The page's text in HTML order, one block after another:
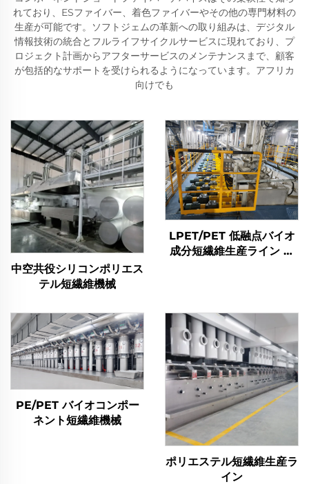
れており、ESファイバー、着色ファイバーやその他の専門材料の
生産が可能です。ソフトジェムの革新への取り組みは、デジタル
情報技術の統合とフルライフサイクルサービスに現れており、プ
ロジェクト計画からアフターサービスのメンテナンスまで、顧客
が包括的なサポートを受けられるようになっています。アフリカ
向けでも
中空共役シリコンポリエス
テル短繊維機械
LPET/PET 低融点バイオ
成分短繊維生産ライン 複
PE/PET バイオコンポー
ネント短繊維機械
ポリエステル短繊維生産ラ
イン